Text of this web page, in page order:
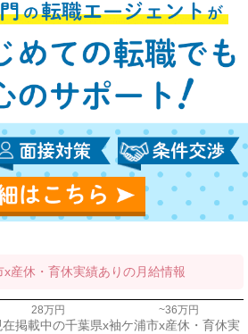
産休・育休実績ありの月給情報
28万円 ~36万円
掲載中の千葉県x袖ケ浦市x産休・育休実